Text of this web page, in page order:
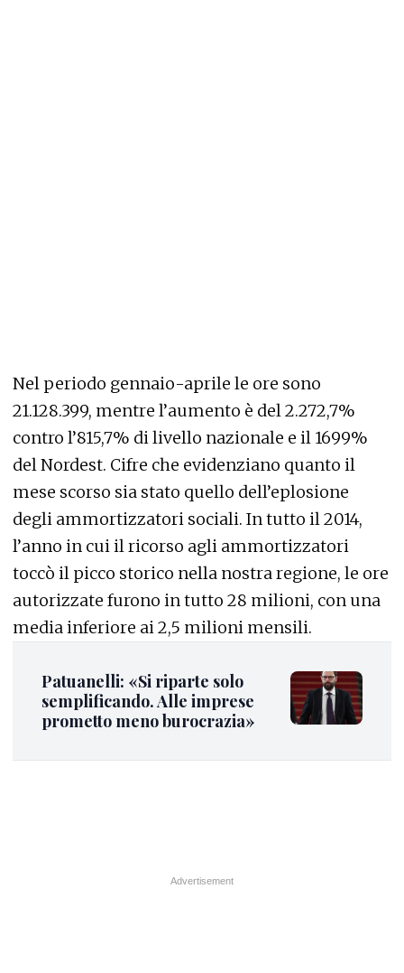
Nel periodo gennaio-aprile le ore sono
21.128.399, mentre l’aumento è del 2.272,7%
contro l’815,7% di livello nazionale e il 1699%
del Nordest. Cifre che evidenziano quanto il
mese scorso sia stato quello dell’eplosione
degli ammortizzatori sociali. In tutto il 2014,
l’anno in cui il ricorso agli ammortizzatori
toccò il picco storico nella nostra regione, le ore
autorizzate furono in tutto 28 milioni, con una
media inferiore ai 2,5 milioni mensili.
Patuanelli: «Si riparte solo
semplificando. Alle imprese
prometto meno burocrazia»